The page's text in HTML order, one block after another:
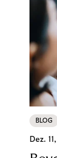
BLOG
Dez.